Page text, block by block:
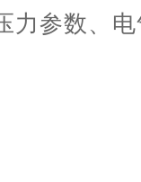
力参数、